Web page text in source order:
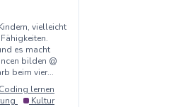
vielleicht
es macht
bilden @
beim vier...
Coding lernen
Kultur